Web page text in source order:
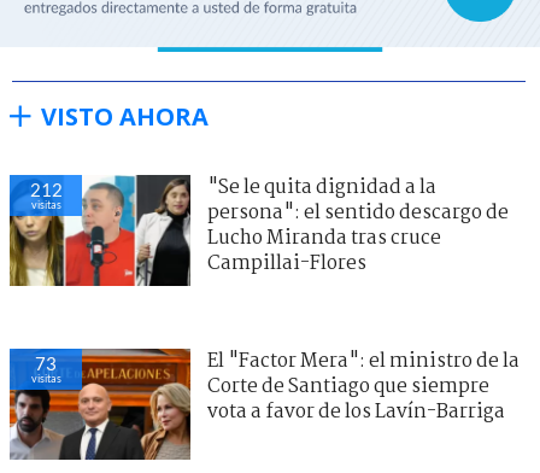
VISTO AHORA
212
visitas
"Se le quita dignidad a la
persona": el sentido descargo de
Lucho Miranda tras cruce
Campillai-Flores
73
visitas
El "Factor Mera": el ministro de la
Corte de Santiago que siempre
vota a favor de los Lavín-Barriga